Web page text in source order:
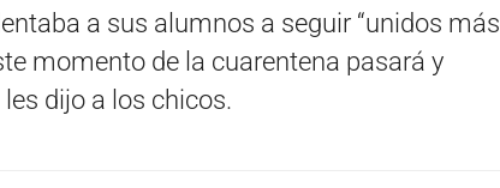
a sus alumnos a seguir “unidos más
momento de la cuarentena pasará y
dijo a los chicos.